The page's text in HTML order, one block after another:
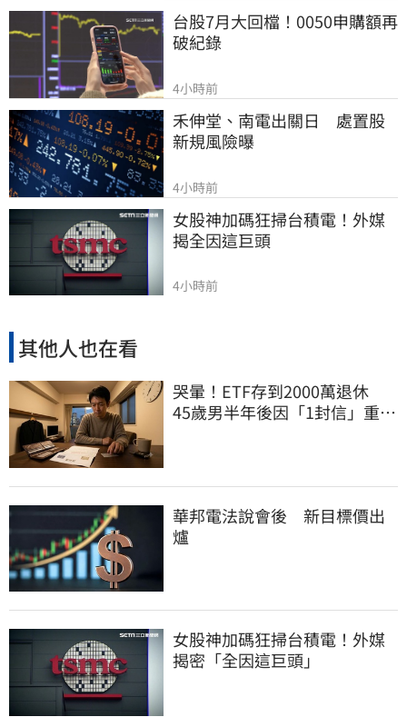
台股7月大回檔！0050申購額再
破紀錄
4小時前
禾伸堂、南電出關日　處置股
新規風險曝
4小時前
女股神加碼狂掃台積電！外媒
揭全因這巨頭
4小時前
其他人也在看
哭暈！ETF存到2000萬退休
45歲男半年後因「1封信」重回
華邦電法說會後 新目標價出
爐
女股神加碼狂掃台積電！外媒
揭密「全因這巨頭」